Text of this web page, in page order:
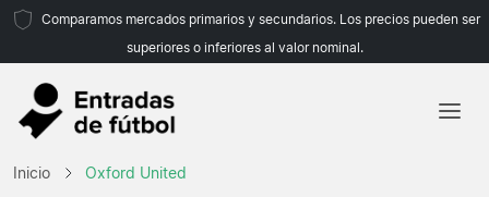
Comparamos mercados primarios y secundarios. Los precios pueden ser
superiores o inferiores al valor nominal.
Inicio Oxford United